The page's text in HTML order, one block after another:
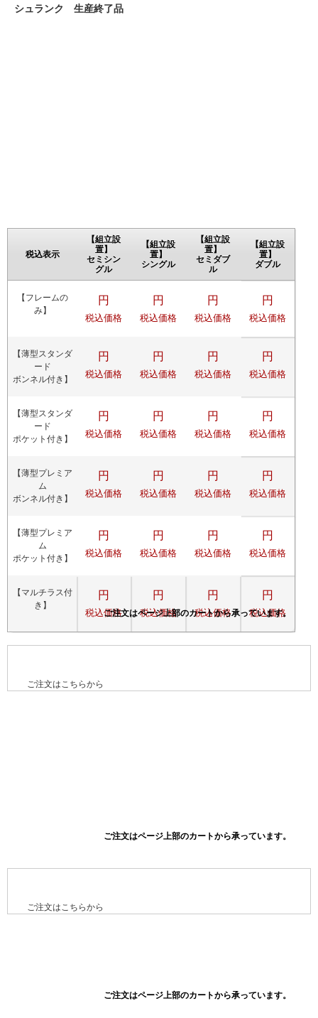
シュランク 生産終了品
税込表示
【組立設
置】
セミシン
グル
【組立設
置】
シングル
【組立設
置】
セミダブ
ル
【組立設
置】
ダブル
【フレームの
み】
円
税込価格
円
税込価格
円
税込価格
円
税込価格
【薄型スタンダ
ード
ボンネル付き】
円
税込価格
円
税込価格
円
税込価格
円
税込価格
【薄型スタンダ
ード
ポケット付き】
円
税込価格
円
税込価格
円
税込価格
円
税込価格
【薄型プレミア
ム
ボンネル付き】
円
税込価格
円
税込価格
円
税込価格
円
税込価格
【薄型プレミア
ム
ポケット付き】
円
税込価格
円
税込価格
円
税込価格
円
税込価格
【マルチラス付
き】
円
税込価格
円
税込価格
円
税込価格
円
税込価格
ご注文はこちらから
ご注文はこちらから